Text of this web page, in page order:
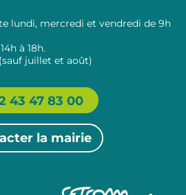
lundi, mercredi et vendredi de 9h
à 18h.
juillet et août)
43 47 83 00
la mairie